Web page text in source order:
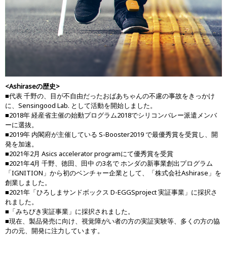
<Ashiraseの歴史>
■代表 千野の、目が不自由だったおばあちゃんの不慮の事故をきっかけ
に、Sensingood Lab. として活動を開始しました。
■2018年 経産省主催の始動プログラム2018でシリコンバレー派遣メンバ
ーに選抜。
■2019年 内閣府が主催している S-Booster2019 で最優秀賞を受賞し、開
発を加速。
■2021年2月 Asics accelerator programにて優秀賞を受賞
■2021年4月 千野、徳田、田中 の3名で ホンダの新事業創出プログラム
「IGNITION」から初のベンチャー企業として、「株式会社Ashirase」を
創業しました。
■2021年「ひろしまサンドボックス D-EGGSproject 実証事業」に採択さ
れました。
■「みちびき実証事業」に採択されました。
■現在、製品発売に向け、視覚障がい者の方の実証実験等、多くの方の協
力の元、開発に注力しています。